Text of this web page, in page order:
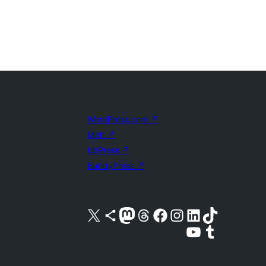
WordPress.com ↗
Matt ↗
bbPress ↗
BuddyPress ↗
Visita nuestra cuenta de X (anteriormente Twitter)
Visita nuestra cuenta de Bluesky
Visita nuestra cuenta de Mastodon
Visita nuestra cuenta de Threads
Visita nuestra página de Facebook
Visita nuestra cuenta de Instagram
Visita nuestra cuenta de LinkedIn
Visita nuestra cuenta de TikTok
Visita nuestro canal de YouTube
Visita nuestra cuenta de Tumblr